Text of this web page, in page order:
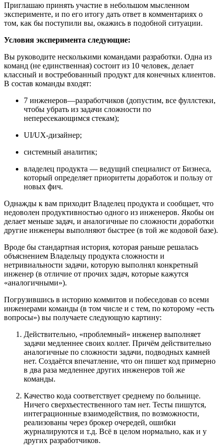
Приглашаю принять участие в небольшом мысленном
эксперименте, и по его итогу дать ответ в комментариях о
том, как бы поступили вы, окажись в подобной ситуации.
Условия эксперимента следующие:
Вы руководите несколькими командами разработки. Одна из
команд (не единственная) состоит из 10 человек, делает
классный и востребованный продукт для конечных клиентов.
В состав команды входят:
7 инженеров—разработчиков (допустим, все фуллстеки,
чтобы убрать из задачи сложности по
непересекающимся стекам);
UI/UX-дизайнер;
системный аналитик;
владелец продукта — ведущий специалист от Бизнеса,
который определяет приоритеты доработок и пользу от
новых фич.
Однажды к вам приходит Владелец продукта и сообщает, что
недоволен продуктивностью одного из инженеров. Якобы он
делает меньше задач, и аналогичные по сложности доработки
другие инженеры выполняют быстрее (в той же кодовой базе).
Вроде бы стандартная история, которая раньше решалась
объяснением Владельцу продукта сложности и
нетривиальности задачи, которую выполнял конкретный
инженер (в отличие от прочих задач, которые кажутся
«аналогичными»).
Погрузившись в историю коммитов и побеседовав со всеми
инженерами команды (в том числе и с тем, по которому «есть
вопросы») вы получаете следующую картину:
Действительно, «проблемный» инженер выполняет
задачи медленнее своих коллег. Причём действительно
аналогичные по сложности задачи, подводных камней
нет. Создаётся впечатление, что он пишет код примерно
в два раза медленнее других инженеров той же
команды.
Качество кода соответствует среднему по больнице.
Ничего сверхъестественного там нет. Тесты пишутся,
интеграционные взаимодействия, по возможности,
реализованы через брокер очередей, ошибки
журналируются и т.д. Всё в целом нормально, как и у
других разработчиков.